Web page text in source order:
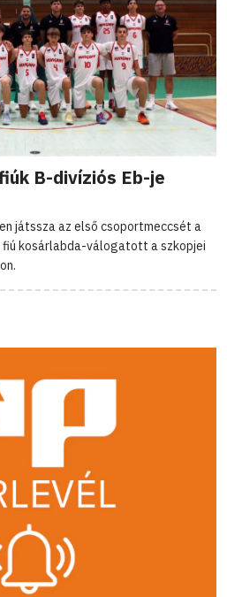
B-divíziós Eb-je
játssza az első csoportmeccsét a
fiú kosárlabda-válogatott a szkopjei